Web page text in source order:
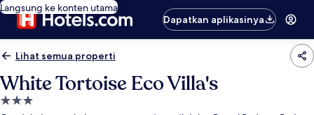
Langsung ke konten utama
Dapatkan aplikasinya
Lihat semua properti
White Tortoise Eco Villa's
Properti